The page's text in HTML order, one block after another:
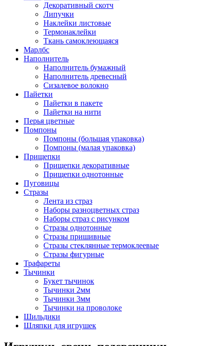
Декоративный скотч
Липучки
Наклейки листовые
Термонаклейки
Ткань самоклеющаяся
Марлбс
Наполнитель
Наполнитель бумажный
Наполнитель древесный
Сизалевое волокно
Пайетки
Пайетки в пакете
Пайетки на нити
Перья цветные
Помпоны
Помпоны (большая упаковка)
Помпоны (малая упаковка)
Прищепки
Прищепки декоративные
Прищепки однотонные
Пуговицы
Стразы
Лента из страз
Наборы разноцветных страз
Наборы страз с рисунком
Стразы однотонные
Стразы пришивные
Стразы стеклянные термоклеевые
Стразы фигурные
Трафареты
Тычинки
Букет тычинок
Тычинки 2мм
Тычинки 3мм
Тычинки на проволоке
Шильдики
Шляпки для игрушек